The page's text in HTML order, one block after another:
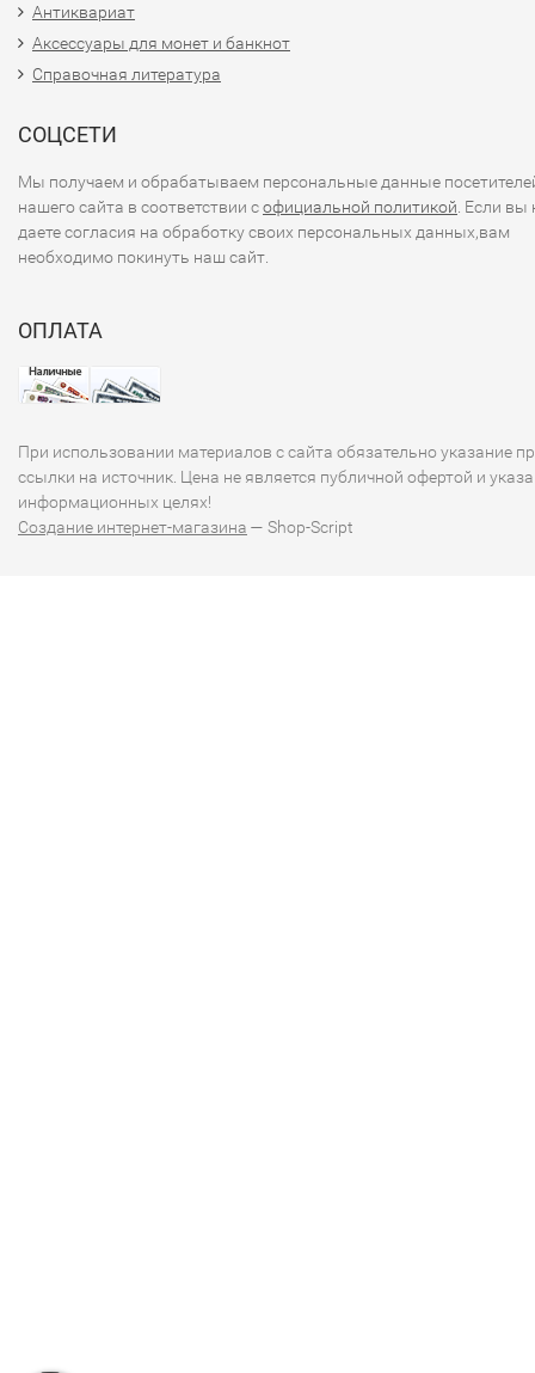
Антиквариат
Аксессуары для монет и банкнот
Справочная литература
СОЦСЕТИ
Мы получаем и обрабатываем персональные данные
нашего сайта в соответствии софициальной политикой . Если вы
даете согласия на обработку своих персональных данных,вам
необходимо покинуть наш сайт.
ОПЛАТА
При использовании материалов с сайта обязательно указание
ссылки на источник. Цена не является публичной офертой и
информационных целях!
Создание интернет-магазина — Shop-Script